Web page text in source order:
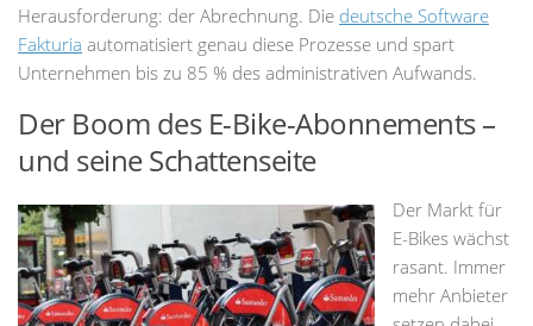
Herausforderung: der Abrechnung. Die deutsche Software
Fakturia automatisiert genau diese Prozesse und spart
Unternehmen bis zu 85 % des administrativen Aufwands.
Der Boom des E-Bike-Abonnements –
und seine Schattenseite
Der Markt für
E-Bikes wächst
rasant. Immer
mehr Anbieter